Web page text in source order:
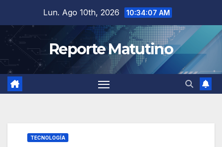
contenido
Lun. Ago 10th, 2026 10:34:09 AM
Reporte Matutino
TECNOLOGÍA